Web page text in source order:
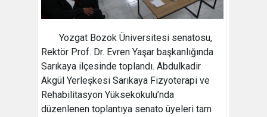
Yozgat Bozok Üniversitesi senatosu,
Rektör Prof. Dr. Evren Yaşar başkanlığında
Sarıkaya ilçesinde toplandı. Abdulkadir
Akgül Yerleşkesi Sarıkaya Fizyoterapi ve
Rehabilitasyon Yüksekokulu’nda
düzenlenen toplantıya senato üyeleri tam